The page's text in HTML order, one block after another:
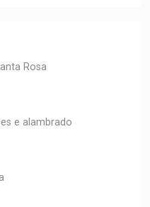
Rosa
e alambrado